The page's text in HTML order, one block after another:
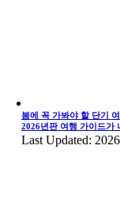
봄에 꼭 가봐야 할 단기
2026년판 여행 가이드가
Last Updated: